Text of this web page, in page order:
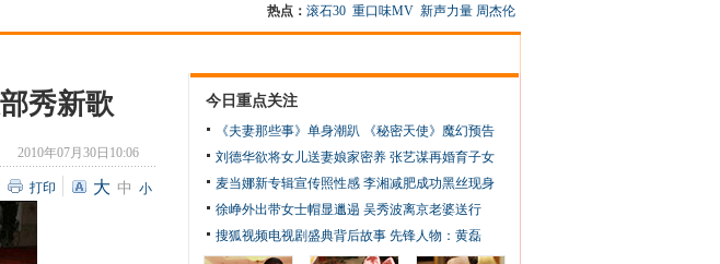
热点： 滚石30 重口味MV 新声力量 周杰伦
秀新歌
2010年07月30日10:06
打印 大 中 小
今日重点关注
《夫妻那些事》单身潮趴
《秘密天使》魔幻预告
刘德华欲将女儿送妻娘家密养 张艺谋再婚育子女
麦当娜新专辑宣传照性感 李湘减肥成功黑丝现身
徐峥外出带女士帽显邋遢 吴秀波离京老婆送行
搜狐视频电视剧盛典背后故事 先锋人物：黄磊